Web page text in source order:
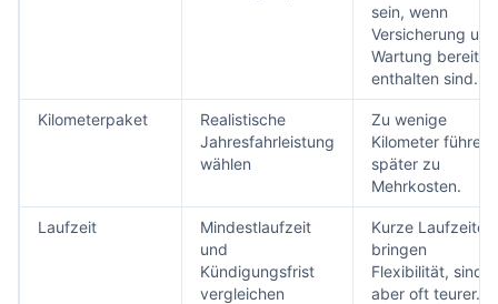
sein, wenn
Versicherung und
Wartung bereits
enthalten sind.
Kilometerpaket
Realistische
Jahresfahrleistung
wählen
Zu wenige
Kilometer führen
später zu
Mehrkosten.
Laufzeit
Mindestlaufzeit
und
Kündigungsfrist
vergleichen
Kurze Laufzeiten
bringen
Flexibilität, sind
aber oft teurer.